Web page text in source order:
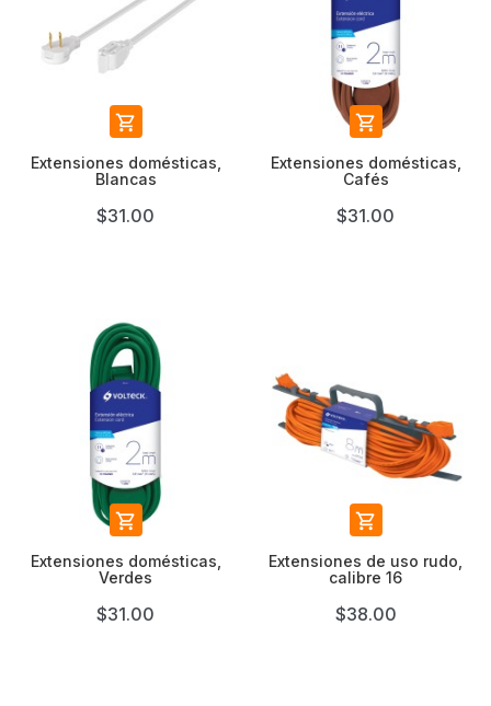

Extensiones domésticas,
Blancas
$31.00

Extensiones domésticas,
Cafés
$31.00

Extensiones domésticas,
Verdes
$31.00

Extensiones de uso rudo,
calibre 16
$38.00